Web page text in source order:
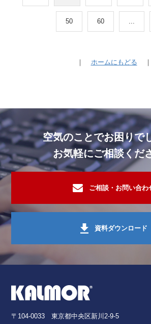
商業施設・複合ビル施設
商業施設・複合ビル施設
ホテル・旅館・リゾート施設
その他 施設
不明
オフィスビル・複合ビル施設
その他 工場
スーパー・小売業・卸商社
50 60 ...
｜ ホームにもどる ｜
空気のことでお困りで
お気軽にご相談くだ
ご相談・お問い合わ
資料ダウンロード
〒104-0033 東京都中央区新川2-9-5